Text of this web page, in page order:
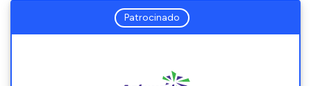
Patrocinado